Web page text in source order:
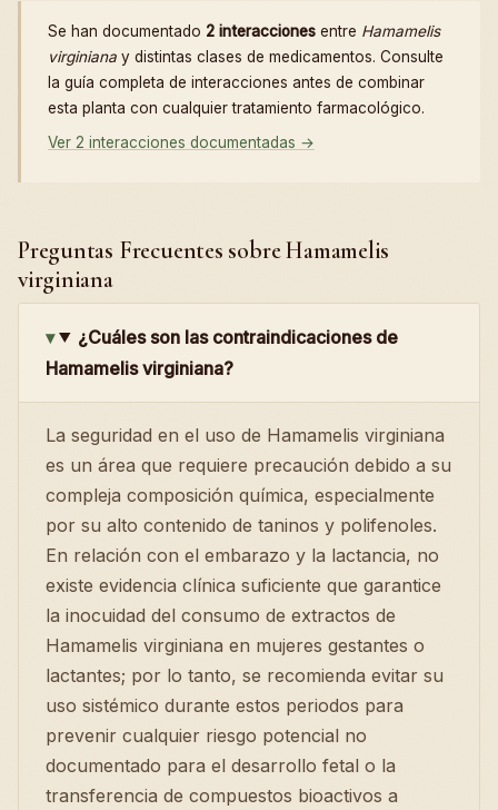
Se han documentado 2 interacciones entre Hamamelis
virginiana y distintas clases de medicamentos. Consulte
la guía completa de interacciones antes de combinar
esta planta con cualquier tratamiento farmacológico.
Ver 2 interacciones documentadas →
Preguntas Frecuentes sobre Hamamelis
virginiana
¿Cuáles son las contraindicaciones de
Hamamelis virginiana?
La seguridad en el uso de Hamamelis virginiana
es un área que requiere precaución debido a su
compleja composición química, especialmente
por su alto contenido de taninos y polifenoles.
En relación con el embarazo y la lactancia, no
existe evidencia clínica suficiente que garantice
la inocuidad del consumo de extractos de
Hamamelis virginiana en mujeres gestantes o
lactantes; por lo tanto, se recomienda evitar su
uso sistémico durante estos periodos para
prevenir cualquier riesgo potencial no
documentado para el desarrollo fetal o la
transferencia de compuestos bioactivos a